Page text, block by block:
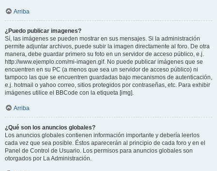
Arriba
¿Puedo publicar imagenes?
Sí, las imágenes se pueden mostrar en sus mensajes. Si la administración
permite adjuntar archivos, puede subir la imagen directamente al foro. De otra
manera, debe guardar primero su foto en un servidor de acceso público, e.j.
http://www.ejemplo.com/mi-imagen.gif. No puede publicar imágenes que se
encuentren en su PC (a menos que sea un servidor de acceso público) ni
tampoco las que se encuentren guardadas bajo mecanismos de autenticación,
e.j. hotmail o yahoo correo, sitios protegidos por contraseñas, etc. Para exhibir
imágenes utilice el BBCode con la etiqueta [img].
Arriba
¿Qué son los anuncios globales?
Los anuncios globales contienen información importante y debería leerlos
cada vez que sea posible. Éstos aparecerán al principio de cada foro y en el
Panel de Control de Usuario. Los permisos para anuncios globales son
otorgados por La Administración.